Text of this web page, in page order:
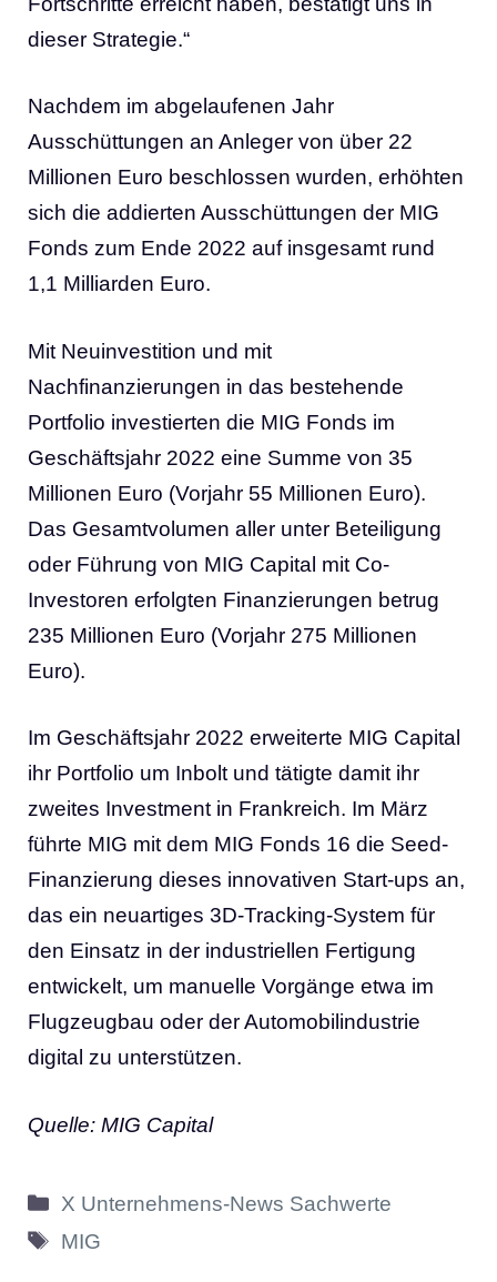
dieser Strategie.“
Nachdem im abgelaufenen Jahr
Ausschüttungen an Anleger von über 22
Millionen Euro beschlossen wurden, erhöhten
sich die addierten Ausschüttungen der MIG
Fonds zum Ende 2022 auf insgesamt rund
1,1 Milliarden Euro.
Mit Neuinvestition und mit
Nachfinanzierungen in das bestehende
Portfolio investierten die MIG Fonds im
Geschäftsjahr 2022 eine Summe von 35
Millionen Euro (Vorjahr 55 Millionen Euro).
Das Gesamtvolumen aller unter Beteiligung
oder Führung von MIG Capital mit Co-
Investoren erfolgten Finanzierungen betrug
235 Millionen Euro (Vorjahr 275 Millionen
Euro).
Im Geschäftsjahr 2022 erweiterte MIG Capital
ihr Portfolio um Inbolt und tätigte damit ihr
zweites Investment in Frankreich. Im März
führte MIG mit dem MIG Fonds 16 die Seed-
Finanzierung dieses innovativen Start-ups an,
das ein neuartiges 3D-Tracking-System für
den Einsatz in der industriellen Fertigung
entwickelt, um manuelle Vorgänge etwa im
Flugzeugbau oder der Automobilindustrie
digital zu unterstützen.
Quelle: MIG Capital
Kategorien
X Unternehmens-News Sachwerte
Schlagwörter
MIG